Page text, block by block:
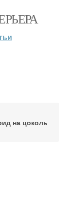
на цоколь